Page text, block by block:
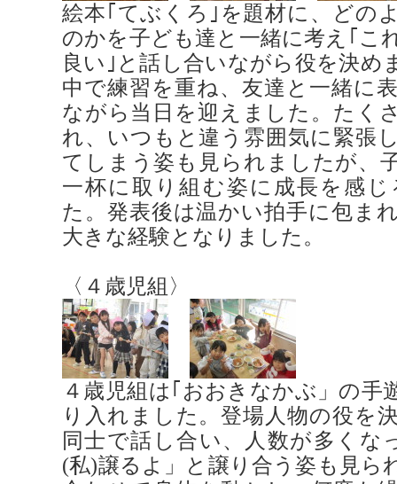
絵本｢てぶくろ｣を題材に、どの
のかを子ども達と一緒に考え｢こ
良い｣と話し合いながら役を決め
中で練習を重ね、友達と一緒に
ながら当日を迎えました。たく
れ、いつもと違う雰囲気に緊張
てしまう姿も見られましたが、
一杯に取り組む姿に成長を感
た。発表後は温かい拍手に包ま
大きな経験となりました。
〈４歳児組〉
４歳児組は｢おおきなかぶ」の手
り入れました。登場人物の役を
同士で話し合い、人数が多くな
(私)譲るよ」と譲り合う姿も見ら